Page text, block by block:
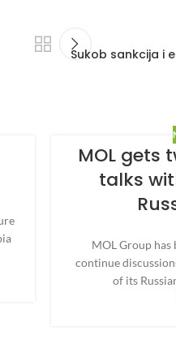
Sukob sankcija i
MOL gets
talks
MOL Group has
continue
of its